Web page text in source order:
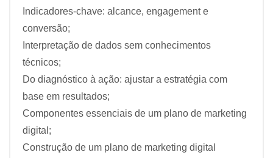
Indicadores-chave: alcance, engagement e
conversão;
Interpretação de dados sem conhecimentos
técnicos;
Do diagnóstico à ação: ajustar a estratégia com
base em resultados;
Componentes essenciais de um plano de marketing
digital;
Construção de um plano de marketing digital